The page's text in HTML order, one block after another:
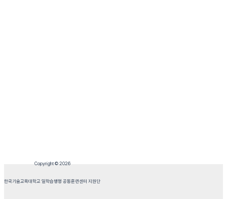
Copyright © 2026
한국기술교육대학교 일학습병행 공동훈련센터 지원단